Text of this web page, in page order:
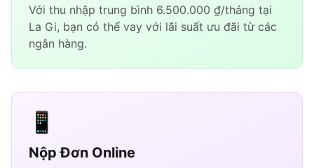
Với thu nhập trung bình 6.500.000 ₫/tháng tại
La Gi, bạn có thể vay với lãi suất ưu đãi từ các
ngân hàng.
📱
Nộp Đơn Online